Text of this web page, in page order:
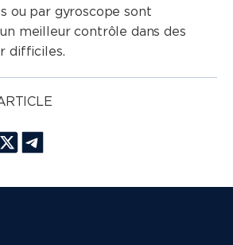
ou par gyroscope sont
meilleur contrôle dans des
difficiles.